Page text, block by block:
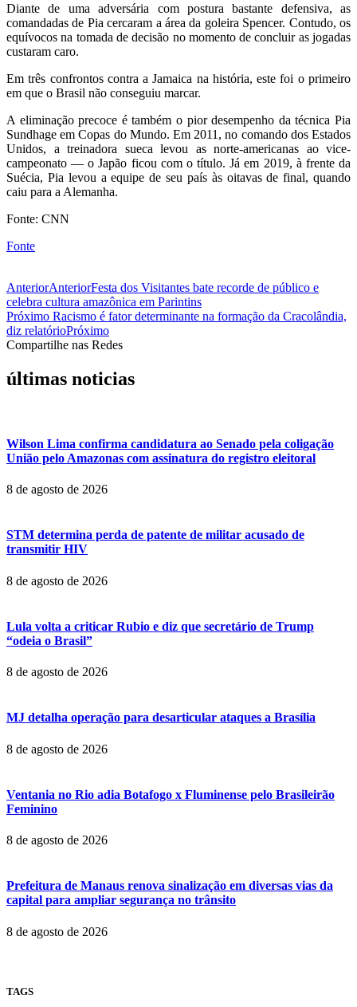
Diante de uma adversária com postura bastante defensiva, as
comandadas de Pia cercaram a área da goleira Spencer. Contudo, os
equívocos na tomada de decisão no momento de concluir as jogadas
custaram caro.
Em três confrontos contra a Jamaica na história, este foi o primeiro
em que o Brasil não conseguiu marcar.
A eliminação precoce é também o pior desempenho da técnica Pia
Sundhage em Copas do Mundo. Em 2011, no comando dos Estados
Unidos, a treinadora sueca levou as norte-americanas ao vice-
campeonato — o Japão ficou com o título. Já em 2019, à frente da
Suécia, Pia levou a equipe de seu país às oitavas de final, quando
caiu para a Alemanha.
Fonte: CNN
Fonte
AnteriorAnteriorFesta dos Visitantes bate recorde de público e
celebra cultura amazônica em Parintins
Próximo Racismo é fator determinante na formação da Cracolândia,
diz relatórioPróximo
Compartilhe nas Redes
últimas noticias
Wilson Lima confirma candidatura ao Senado pela coligação
União pelo Amazonas com assinatura do registro eleitoral
8 de agosto de 2026
STM determina perda de patente de militar acusado de
transmitir HIV
8 de agosto de 2026
Lula volta a criticar Rubio e diz que secretário de Trump
“odeia o Brasil”
8 de agosto de 2026
MJ detalha operação para desarticular ataques a Brasília
8 de agosto de 2026
Ventania no Rio adia Botafogo x Fluminense pelo Brasileirão
Feminino
8 de agosto de 2026
Prefeitura de Manaus renova sinalização em diversas vias da
capital para ampliar segurança no trânsito
8 de agosto de 2026
TAGS